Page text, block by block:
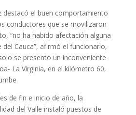
destacó el buen comportamiento
conductores que se movilizaron
“no ha habido afectación alguna
del Cauca”, afirmó el funcionario,
se presentó un inconveniente
La Virginia, en el kilómetro 60,
de fin e inicio de año, la
del Valle instaló puestos de